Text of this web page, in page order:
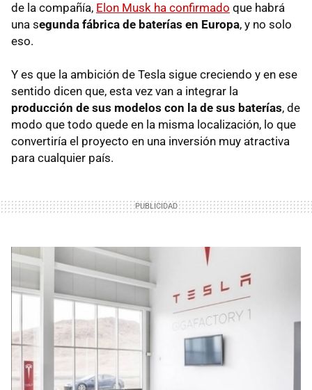
de la compañía, Elon Musk ha confirmado que habrá
una segunda fábrica de baterías en Europa, y no solo
eso.
Y es que la ambición de Tesla sigue creciendo y en ese
sentido dicen que, esta vez van a integrar la
producción de sus modelos con la de sus baterías, de
modo que todo quede en la misma localización, lo que
convertiría el proyecto en una inversión muy atractiva
para cualquier país.